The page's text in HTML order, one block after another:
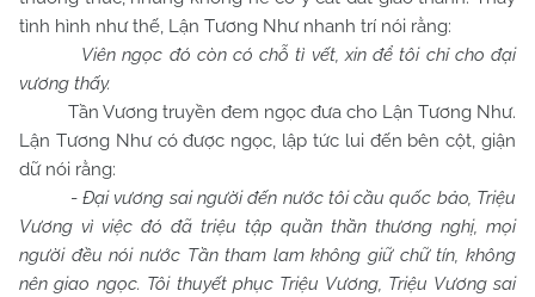
tình hình như thế, Lận Tương Như nhanh trí nói rằng:
Viên ngọc đó còn có chỗ tì vết, xin để tôi chỉ cho đại
vương thấy.
Tần Vương truyền đem ngọc đưa cho Lận Tương Như.
Lận Tương Như có được ngọc, lập tức lui đến bên cột, giận
dữ nói rằng:
-Đại vương sai người đến nước tôi cầu quốc bảo, Triệu
Vương vì việc đó đã triệu tập quần thần thương nghị, mọi
người đều nói nước Tần tham lam không giữ chữ tín, không
nên giao ngọc. Tôi thuyết phục Triệu Vương, Triệu Vương sai